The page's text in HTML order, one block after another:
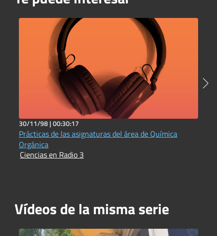
30/11/98 |00:30:17
Prácticas de las asignaturas del área de Química
Orgánica
Ciencias en Radio 3
Vídeos de la misma serie